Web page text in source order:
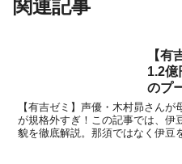
関連記事
【有
1.2億
のプ
た！
【有吉ゼミ】声優・木村昴さん
が規格外すぎ！この記事では、伊
貌を徹底解説。那須ではなく伊豆